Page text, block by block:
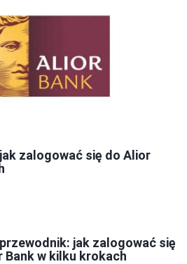
zalogować się do Alior
jak zalogować się
Bank w kilku krokach